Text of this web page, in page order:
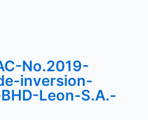
No.2019-
inversion-
Leon-S.A.-